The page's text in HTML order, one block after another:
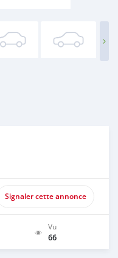
Signaler cette annonce
Vu
66